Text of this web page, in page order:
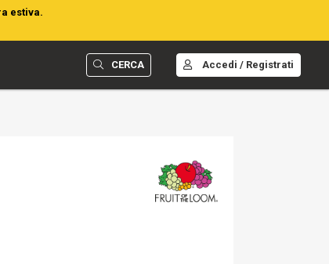
estiva.
CERCA Accedi / Registrati